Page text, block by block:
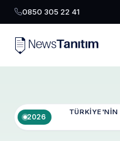
0850 305 22 41
2026
TÜRKIYE'NIN